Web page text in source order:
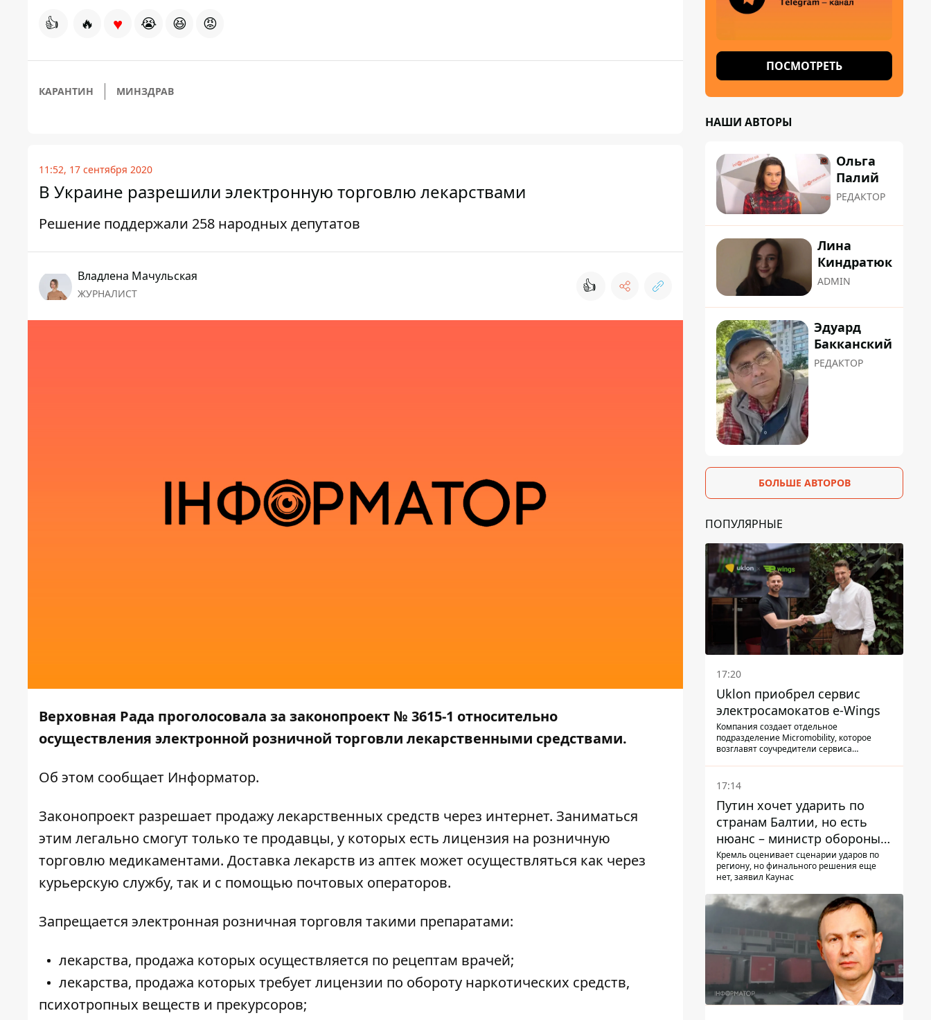
👍 🔥 ♥ 😭 😆 😡
КАРАНТИН МИНЗДРАВ
11:52, 17 сентября 2020
В Украине разрешили электронную торговлю лекарствами
Решение поддержали 258 народных депутатов
Владлена Мачульская
ЖУРНАЛИСТ 👍
Верховная Рада проголосовала за законопроект № 3615-1 относительно
осуществления электронной розничной торговли лекарственными средствами.
Об этом сообщает Информатор.
Законопроект разрешает продажу лекарственных средств через интернет. Заниматься
этим легально смогут только те продавцы, у которых есть лицензия на розничную
торговлю медикаментами. Доставка лекарств из аптек может осуществляться как через
курьерскую службу, так и с помощью почтовых операторов.
Запрещается электронная розничная торговля такими препаратами:
лекарства, продажа которых осуществляется по рецептам врачей;
лекарства, продажа которых требует лицензии по обороту наркотических средств,
психотропных веществ и прекурсоров;
ПОСМОТРЕТЬ
НАШИ АВТОРЫ
Ольга
Палий
РЕДАКТОР
Лина
Киндратюк
ADMIN
Эдуард
Бакканский
РЕДАКТОР
БОЛЬШЕ АВТОРОВ
ПОПУЛЯРНЫЕ
17:20
Uklon приобрел сервис
электросамокатов e-Wings
Компания создает отдельное
подразделение Micromobility, которое
возглавят соучредители сервиса
17:14
Путин хочет ударить по
странам Балтии, но есть
нюанс – министр обороны
Литвы сделал заявление
Кремль оценивает сценарии ударов по
региону, но финального решения еще
нет, заявил Каунас